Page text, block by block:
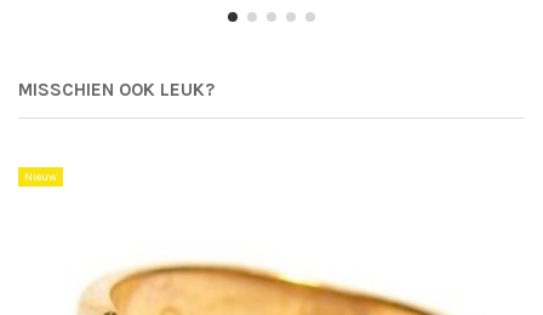
MISSCHIEN OOK LEUK?
Nieuw